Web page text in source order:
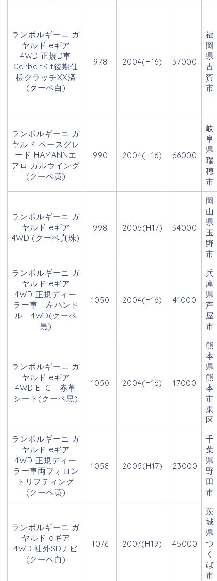
ランボルギーニ ガ
ヤルド eギア
4WD 正規D車
CarbonKit後期仕
様クラッチXX済
(クーペ白)
978 2004(H16) 37000
福
岡
県
古
賀
市
ランボルギーニ ガ
ヤルド ベースグレ
ード HAMANNエ
アロ ガルウイング
(クーペ黄)
990 2004(H16) 66000
岐
阜
県
瑞
穂
市
ランボルギーニ ガ
ヤルド eギア
4WD (クーペ真珠)
998 2005(H17) 34000
岡
山
県
玉
野
市
ランボルギーニ ガ
ヤルド eギア
4WD 正規ディー
ラー車 左ハンド
ル 4WD(クーペ
黒)
1050 2004(H16) 41000
兵
庫
県
芦
屋
市
ランボルギーニ ガ
ヤルド eギア
4WD ETC 赤革
シート(クーペ黒)
1050 2004(H16) 17000
熊
本
県
熊
本
市
東
区
ランボルギーニ ガ
ヤルド eギア
4WD 正規ディー
ラー車両フォロン
トリフティング
(クーペ黄)
1058 2005(H17) 23000
千
葉
県
野
田
市
ランボルギーニ ガ
ヤルド eギア
4WD 社外SDナビ
(クーペ白)
1076 2007(H19) 45000
茨
城
県
つ
く
ば
市